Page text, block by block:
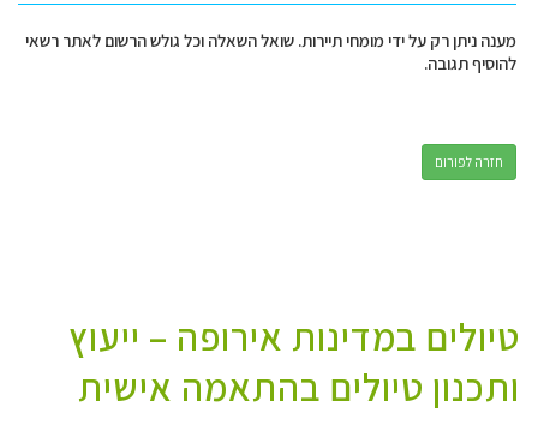
מענה ניתן רק על ידי מומחי תיירות. שואל השאלה וכל גולש הרשום לאתר רשאי
להוסיף תגובה.
חזרה לפורום
טיולים במדינות אירופה – ייעוץ
ותכנון טיולים בהתאמה אישית